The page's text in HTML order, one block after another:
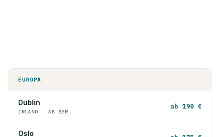
EUROPA
Dublin
IRLAND · AB BER
ab 190 €
Oslo